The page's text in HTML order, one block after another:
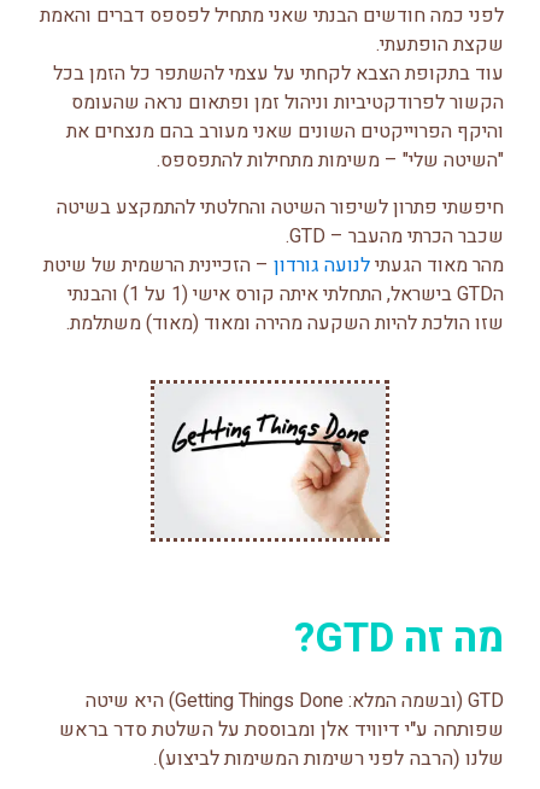
לפני כמה חודשים הבנתי שאני מתחיל לפספס דברים והאמת
שקצת הופתעתי.
עוד בתקופת הצבא לקחתי על עצמי להשתפר כל הזמן בכל
הקשור לפרודקטיביות וניהול זמן ופתאום נראה שהעומס
והיקף הפרוייקטים השונים שאני מעורב בהם מנצחים את
"השיטה שלי" – משימות מתחילות להתפספס.
חיפשתי פתרון לשיפור השיטה והחלטתי להתמקצע בשיטה
שכבר הכרתי מהעבר – GTD.
מהר מאוד הגעתילנועה גורדון – הזכיינית הרשמית של שיטת
הGTD בישראל, התחלתי איתה קורס אישי (1 על 1) והבנתי
שזו הולכת להיות השקעה מהירה ומאוד (מאוד) משתלמת.
מה זה GTD?
GTD (ובשמה המלא: Getting Things Done)
היא שיטה
שפותחה ע"י דיוויד אלן ומבוססת על השלטת סדר בראש
שלנו (הרבה לפני רשימות המשימות לביצוע).